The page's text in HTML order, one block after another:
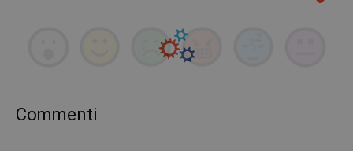
Commenti